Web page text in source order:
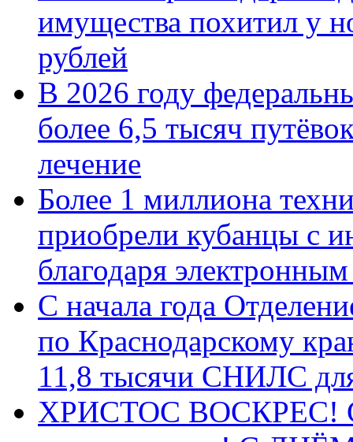
имущества похитил у
рублей
В 2026 году
более 6,5 тысяч
лечение
Более 1 миллиона
приобрели кубанцы с
благодаря
С начала года
по Краснодарскому
11,8 тысячи СНИЛС
ХРИСТОС ВОСКРЕС! С